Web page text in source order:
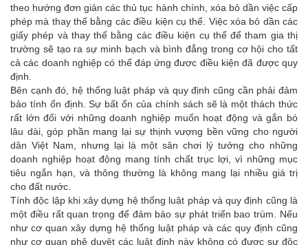
theo hướng đơn giản các thủ tục hành chính, xóa bỏ dần việc cấp
phép mà thay thế bằng các điều kiện cụ thể. Việc xóa bỏ dần các
giấy phép và thay thế bằng các điều kiện cụ thể để tham gia thị
trường sẽ tạo ra sự minh bạch và bình đẳng trong cơ hội cho tất
cả các doanh nghiệp có thể đáp ứng được điều kiện đã được quy
định.
Bên cạnh đó, hệ thống luật pháp và quy định cũng cần phải đảm
bảo tính ổn định. Sự bất ổn của chính sách sẽ là một thách thức
rất lớn đối với những doanh nghiệp muốn hoạt động và gắn bó
lâu dài, góp phần mang lại sự thịnh vượng bền vững cho người
dân Việt Nam, nhưng lại là một sân chơi lý tưởng cho những
doanh nghiệp hoạt động mang tính chất trục lợi, vì những mục
tiêu ngắn hạn, và thông thường là không mang lại nhiều giá trị
cho đất nước.
Tính độc lập khi xây dựng hệ thống luật pháp và quy định cũng là
một điều rất quan trọng để đảm bảo sự phát triển bao trùm. Nếu
như cơ quan xây dựng hệ thống luật pháp và các quy định cũng
như cơ quan phê duyệt các luật định này không có được sự độc